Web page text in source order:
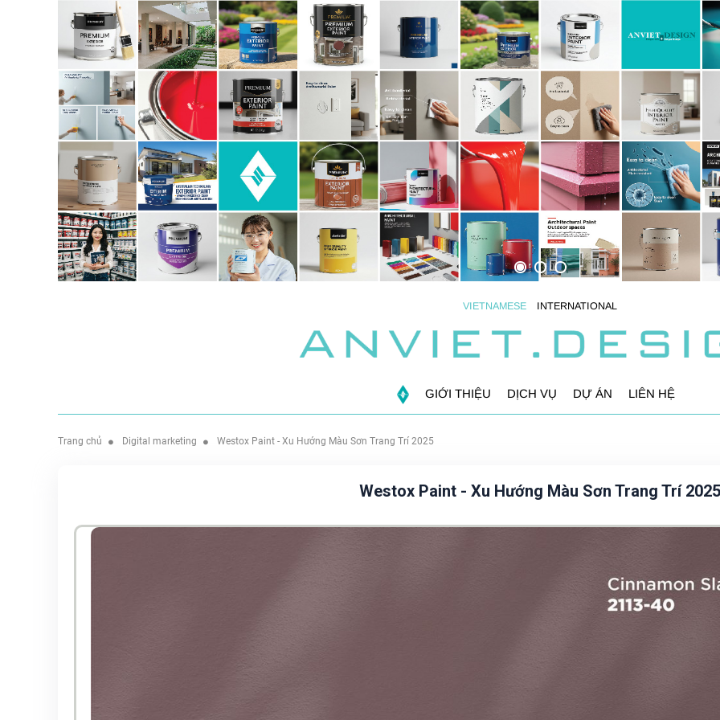
VIETNAMESE INTERNATIONAL
GIỚI THIỆU DỊCH VỤ DỰ ÁN LIÊN HỆ
Trang chủ Digital marketing Westox Paint - Xu Hướng Màu Sơn Trang Trí 2025
Westox Paint - Xu Hướng Màu Sơn Trang Trí 2025